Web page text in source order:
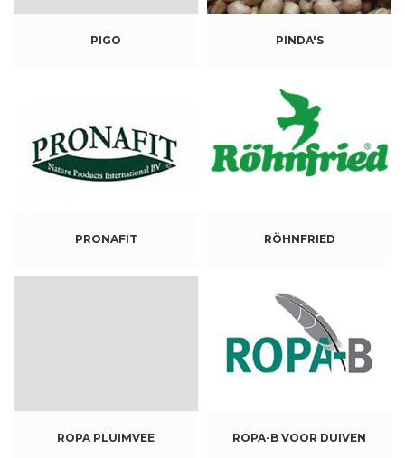
PIGO PINDA'S
PRONAFIT RÖHNFRIED
ROPA PLUIMVEE ROPA-B VOOR DUIVEN